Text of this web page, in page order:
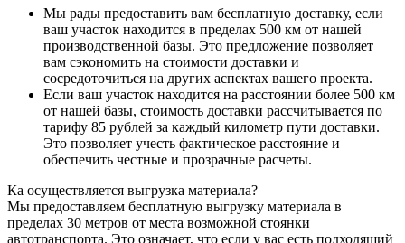
Мы рады предоставить вам бесплатную доставку, если
ваш участок находится в пределах 500 км от нашей
производственной базы. Это предложение позволяет
вам сэкономить на стоимости доставки и
сосредоточиться на других аспектах вашего проекта.
Если ваш участок находится на расстоянии более 500 км
от нашей базы, стоимость доставки рассчитывается по
тарифу 85 рублей за каждый километр пути доставки.
Это позволяет учесть фактическое расстояние и
обеспечить честные и прозрачные расчеты.
Ка осуществляется выгрузка материала?
Мы предоставляем бесплатную выгрузку материала в
пределах 30 метров от места возможной стоянки
автотранспорта. Это означает, что если у вас есть подходящий